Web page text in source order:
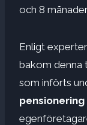
och 8
Enligt
bakom denna
som införts